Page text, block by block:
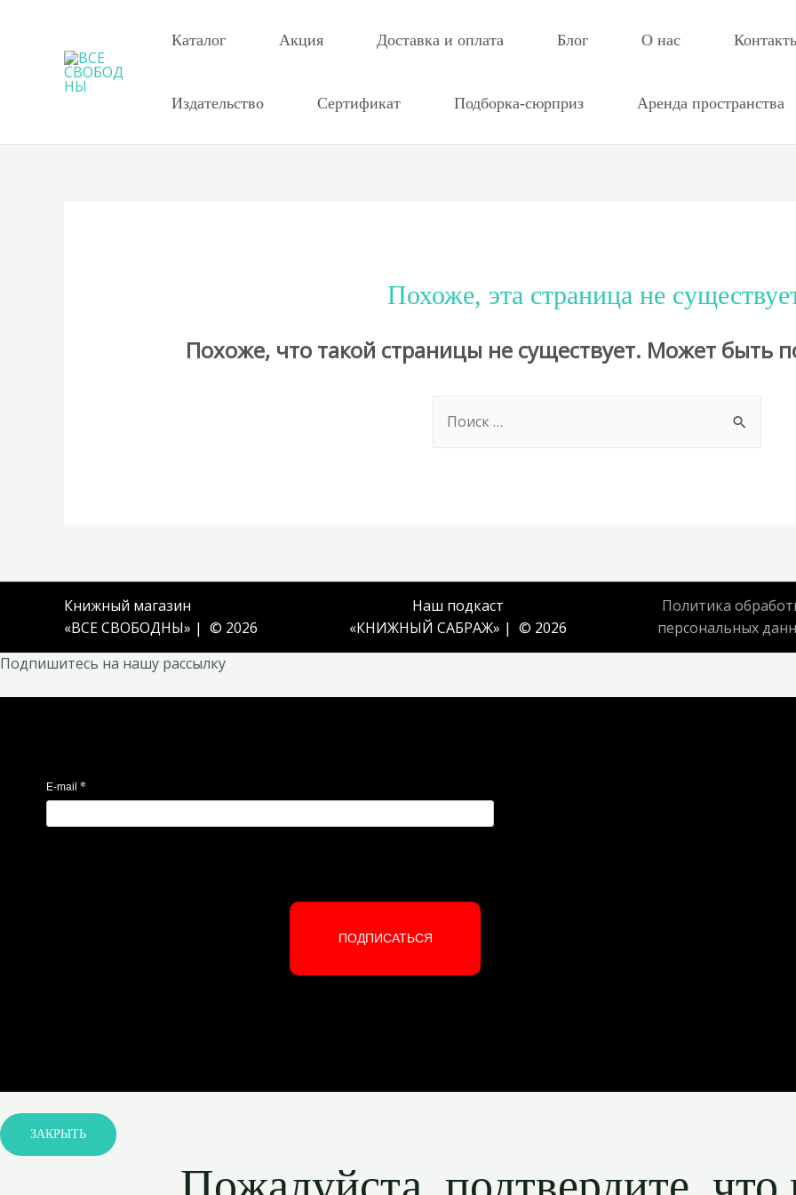
содержимому
Каталог Акция Доставка и оплата Блог О нас
Издательство Сертификат Подборка-сюрприз Аренда пространства
Похоже, эта страница не
Похоже, что такой страницы не существует. Может быть
for:
Книжный магазин
«ВСЕ СВОБОДНЫ» | © 2026
Наш подкаст
«КНИЖНЫЙ САБРАЖ» | © 2026
Политика
персональных
Подпишитесь на нашу рассылку
E-mail *
ПОДПИСАТЬСЯ
ЗАКРЫТЬ